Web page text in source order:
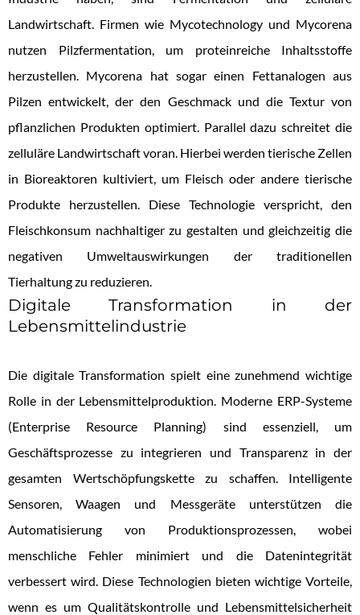
Landwirtschaft. Firmen wie Mycotechnology und Mycorena
nutzen Pilzfermentation, um proteinreiche Inhaltsstoffe
herzustellen. Mycorena hat sogar einen Fettanalogen aus
Pilzen entwickelt, der den Geschmack und die Textur von
pflanzlichen Produkten optimiert. Parallel dazu schreitet die
zelluläre Landwirtschaft voran. Hierbei werden tierische Zellen
in Bioreaktoren kultiviert, um Fleisch oder andere tierische
Produkte herzustellen. Diese Technologie verspricht, den
Fleischkonsum nachhaltiger zu gestalten und gleichzeitig die
negativen Umweltauswirkungen der traditionellen
Tierhaltung zu reduzieren.
Digitale Transformation in der
Lebensmittelindustrie
Die digitale Transformation spielt eine zunehmend wichtige
Rolle in der Lebensmittelproduktion. Moderne ERP-Systeme
(Enterprise Resource Planning) sind essenziell, um
Geschäftsprozesse zu integrieren und Transparenz in der
gesamten Wertschöpfungskette zu schaffen. Intelligente
Sensoren, Waagen und Messgeräte unterstützen die
Automatisierung von Produktionsprozessen, wobei
menschliche Fehler minimiert und die Datenintegrität
verbessert wird. Diese Technologien bieten wichtige Vorteile,
wenn es um Qualitätskontrolle und Lebensmittelsicherheit